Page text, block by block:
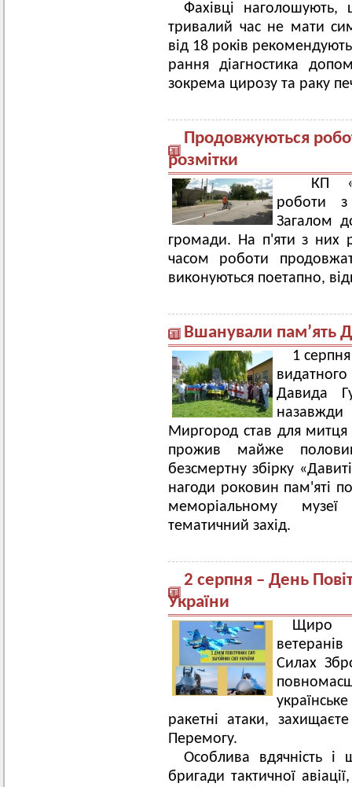
Фахівці
тривалий час не мати
від 18 років
рання діагностика
зокрема цирозу та раку
Продовжуються
розмітки
КП
роботи з
Загалом
громади. На п'яти з них
часом роботи
виконуються поетапно,
Вшанували пам’ять
1
Давида
Миргород став для
прожив майже
безсмертну збірку
нагоди роковин пам'яті
меморіальному
тематичний захід.
2 серпня – День
України
Щиро
Силах
ракетні атаки,
Перемогу.
Особлива вдячність
бригади тактичної